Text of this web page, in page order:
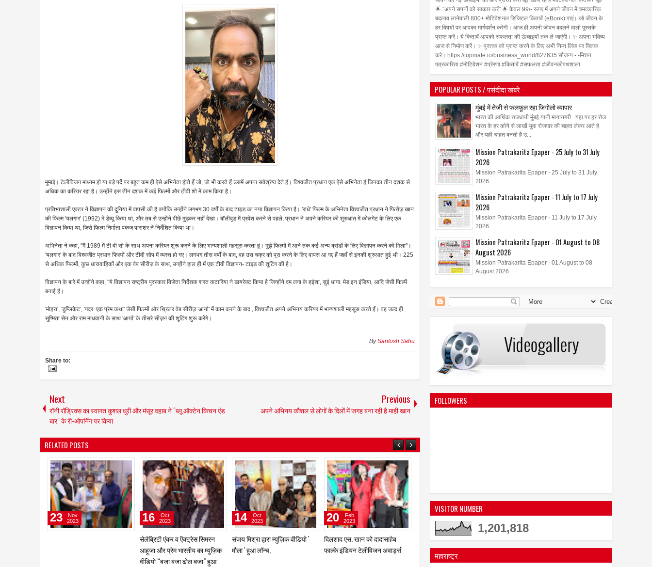
मुम्बई। टेलीविजन माध्यम हो या बड़े पर्दे पर बहुत कम ही ऐसे अभिनेता होते हैं जो, जो भी करते हैं उसमें अपना सर्वश्रेष्ठ देते हैं। विश्वजीत प्रधान एक ऐसे अभिनेता हैं जिनका तीन दशक से
अधिक का करियर रहा है। उन्होंने इस तीन दशक में कई फिल्मों और टीवी शो में काम किया है।
प्रतिभाशाली एक्टर ने विज्ञापन की दुनिया में वापसी की है क्योंकि उन्होंने लगभग 30 वर्षों के बाद टाइड का नया विज्ञापन किया है। 'राधे' फिल्म के अभिनेता विश्वजीत प्रधान ने फिरोज़ खान
की फिल्म 'यलगार' (1992) में डेब्यू किया था, और तब से उन्होंने पीछे मुड़कर नहीं देखा। बॉलीवुड में प्रवेश करने से पहले, प्रधान ने अपने करियर की शुरुआत में कोलगेट के लिए एक
विज्ञापन किया था, जिसे फिल्म निर्माता पंकज पाराशर ने निर्देशित किया था।
अभिनेता ने कहा, "मैं 1989 में टी वी सी के साथ अपना करियर शुरू करने के लिए भाग्यशाली महसूस करता हूं। मुझे फिल्मों में आने तक कई अन्य ब्रांडों के लिए विज्ञापन करने को मिला"।
'यलगार' के बाद विश्वजीत प्रधान फिल्मों और टीवी सोप में व्यस्त हो गए। लगभग तीस वर्षों के बाद, वह उस चक्र को पूरा करने के लिए वापस आ गए हैं जहाँ से इनकी शुरुआत हुई थी। 225
से अधिक फिल्मों, कुछ धारावाहिकों और एक वेब सीरीज़ के साथ, उन्होंने हाल ही में एक टीवी विज्ञापन- टाइड की शूटिंग की है।
विज्ञापन के बारे में उन्होंने कहा, "ये विज्ञापन राष्ट्रीय पुरस्कार विजेता निर्देशक शरत कटारिया ने डायरेक्ट किया है जिन्होंने दम लगा के हईशा, सुई धागा: मेड इन इंडिया, आदि जैसी फिल्में
बनाई हैं।
'मोहरा', 'डुप्लिकेट', 'गदर: एक प्रेम कथा' जैसी फिल्मों और थ्रिलर वेब सीरीज़ 'आर्या' में काम करने के बाद , विश्वजीत अपने अभिनय करियर में भाग्यशाली महसूस करते हैं। वह जल्द ही
सुष्मिता सेन और राम माधवानी के साथ 'आर्या' के तीसरे सीज़न की शूटिंग शुरू करेंगे।
BySantosh Sahu
Share to:
Next
रॉनी रॉड्रिक्स का स्वागत कुशल धुरी और मंसूर वहाब ने "ब्लू ऑक्टेन किचन एंड
बार" के री-ओपनिंग पर किया
Previous
अपने अभिनय कौशल से लोगों के दिलों में जगह बना रही है माही खान
RELATED POSTS
15
Feb
2023
गीतकार-संगीतकार प्रवीण भारद्बाज की
नई पेशकश 'मोहब्बत तुम्हारी' ने मचाया
धूम
13
Feb
2023
23
Nov
2023
सेलेब्रिटी एंकर व ऎक्ट्रेस सिमरन
आहूजा और प्रेम भारतीय का म्युज़िक
16
Oct
2023
संजय मिश्रा द्वारा म्युज़िक वीडियो '
मौला ' हुआ लॉन्च,
14
Oct
2023
दिलशाद एस. खान को दादासाहेब
फाल्के इंडियन टेलीविजन अवार्ड्स
20
Feb
🌟 "अपने सपनों को साकार करें" 🌟 केवल 99/- रूपए में अपने जीवन में चमत्कारिक
बदलाव लानेवाली 800+ मोटिवेशनल डिजिटल किताबें (eBook) पाएं। जो जीवन के
हर विषयों पर आपका मार्गदर्शन करेगी। आज ही अपनी जीवन बदलने वाली पुस्तकें
प्राप्त करें। ये किताबें आपको सफलता की ऊंचाइयों तक ले जाएंगी। ✨ अपना भविष्य
आज से निर्माण करें। ✨ पुस्तक को प्राप्त करने के लिए अभी निम्न लिंक पर क्लिक
करे। https://topmate.io/business_world/827635 सौजन्य - -मिशन
पत्रकारिता #मोटिवेशन #प्रेरणा #किताबें #सफलता #जीवनकीपथशाला
POPULAR POSTS / पसंदीदा खबरे
मुंबई में तेजी से फलफूल रहा जिगोलो व्यापार
भारत की आर्थिक राजधानी मुंबई यानी मायानगरी . यहा पर हर रोज
भारत के हर कोने से लाखों युवा रोजगार की चाहत लेकर आते है.
और यही चाहत बनती है उ...
Mission Patrakarita Epaper - 25 July to 31 July
2026
Mission Patrakarita Epaper - 25 July to 31 July
2026
Mission Patrakarita Epaper - 11 July to 17 July
2026
Mission Patrakarita Epaper - 11 July to 17 July
2026
Mission Patrakarita Epaper - 01 August to 08
August 2026
Mission Patrakarita Epaper - 01 August to 08
August 2026
FOLLOWERS
VISITOR NUMBER
1,201,818
महाराष्ट्र